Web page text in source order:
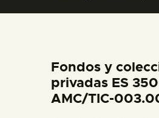
ESPAÑOL
Fondos y
privadas ES
AMC/TIC-